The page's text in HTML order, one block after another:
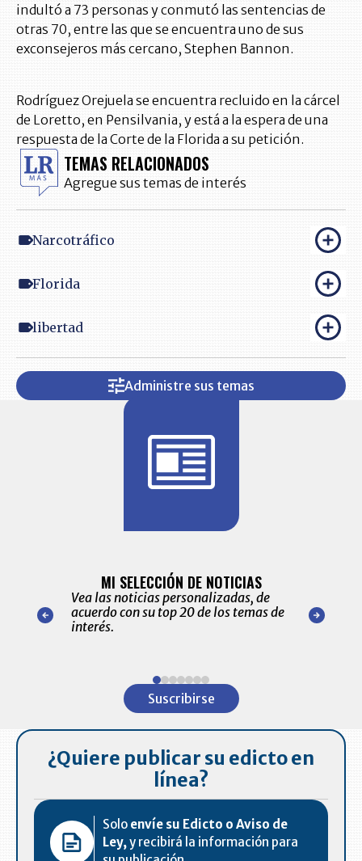
indultó a 73 personas y conmutó las sentencias de
otras 70, entre las que se encuentra uno de sus
exconsejeros más cercano, Stephen Bannon.
Rodríguez Orejuela se encuentra recluido en la cárcel
de Loretto, en Pensilvania, y está a la espera de una
respuesta de la Corte de la Florida a su petición.
TEMAS RELACIONADOS
Agregue sus temas de interés
Narcotráfico
Florida
libertad
Administre sus temas
nuestro
para
MI SELECCIÓN DE NOTICIAS
Vea las noticias personalizadas, de
acuerdo con su top 20 de los temas de
interés.
de las
Suscribirse
¿Quiere publicar su edicto en
línea?
Solo envíe su Edicto o Aviso de
Ley,y recibirá la información para